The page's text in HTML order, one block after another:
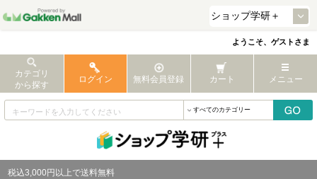
ようこそ、ゲストさま
カテゴリ
から探す
ログイン 無料会員登録 カート メニュー
税込3,000円以上で送料無料